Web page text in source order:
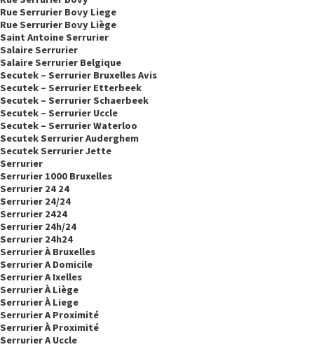
Rue Serrurier Bovy Liege
Rue Serrurier Bovy Liège
Saint Antoine Serrurier
Salaire Serrurier
Salaire Serrurier Belgique
Secutek – Serrurier Bruxelles Avis
Secutek – Serrurier Etterbeek
Secutek – Serrurier Schaerbeek
Secutek – Serrurier Uccle
Secutek – Serrurier Waterloo
Secutek Serrurier Auderghem
Secutek Serrurier Jette
Serrurier
Serrurier 1000 Bruxelles
Serrurier 24 24
Serrurier 24/24
Serrurier 2424
Serrurier 24h/24
Serrurier 24h24
Serrurier À Bruxelles
Serrurier A Domicile
Serrurier A Ixelles
Serrurier À Liège
Serrurier À Liege
Serrurier A Proximité
Serrurier À Proximité
Serrurier A Uccle